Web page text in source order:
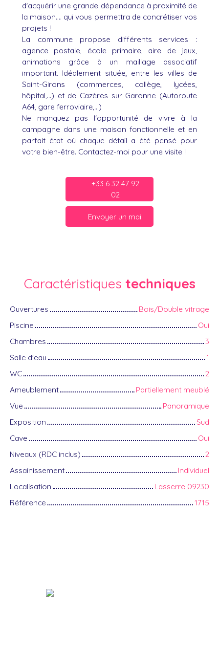
d'acquérir une grande dépendance à proximité de
la maison.... qui vous permettra de concrétiser vos
projets !
La commune propose différents services :
agence postale, école primaire, aire de jeux,
animations grâce à un maillage associatif
important. Idéalement située, entre les villes de
Saint-Girons (commerces, collège, lycées,
hôpital,...) et de Cazères sur Garonne (Autoroute
A64, gare ferroviaire,...)
Ne manquez pas l'opportunité de vivre à la
campagne dans une maison fonctionnelle et en
parfait état où chaque détail a été pensé pour
votre bien-être. Contactez-moi pour une visite !
+33 6 32 47 92
02
Envoyer un mail
Caractéristiques techniques
Ouvertures
Bois/Double vitrage
Piscine
Oui
Chambres
3
Salle d'eau
1
WC
2
Ameublement
Partiellement meublé
Vue
Panoramique
Exposition
Sud
Cave
Oui
Niveaux (RDC inclus)
2
Assainissement
Individuel
Localisation
Lasserre 09230
Référence
1715